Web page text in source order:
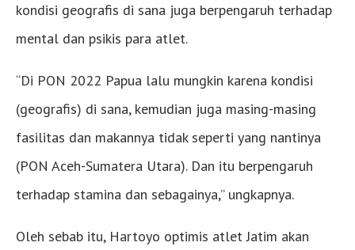
kondisi geografis di sana juga berpengaruh terhadap
mental dan psikis para atlet.
“Di PON 2022 Papua lalu mungkin karena kondisi
(geografis) di sana, kemudian juga masing-masing
fasilitas dan makannya tidak seperti yang nantinya
(PON Aceh-Sumatera Utara). Dan itu berpengaruh
terhadap stamina dan sebagainya,” ungkapnya.
Oleh sebab itu, Hartoyo optimis atlet Jatim akan